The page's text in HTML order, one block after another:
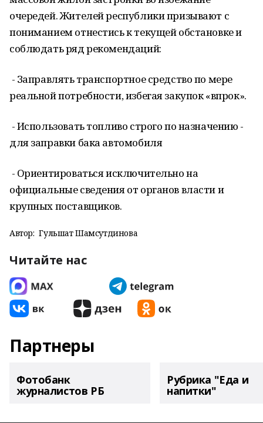
очередей. Жителей республики призывают с
пониманием отнестись к текущей обстановке и
соблюдать ряд рекомендаций:
- Заправлять транспортное средство по мере
реальной потребности, избегая закупок «впрок».
- Использовать топливо строго по назначению -
для заправки бака автомобиля
- Ориентироваться исключительно на
официальные сведения от органов власти и
крупных поставщиков.
Автор: Гульшат Шамсутдинова
Читайте нас
Партнеры
Фотобанк
журналистов РБ
Рубрика "Еда и
напитки"